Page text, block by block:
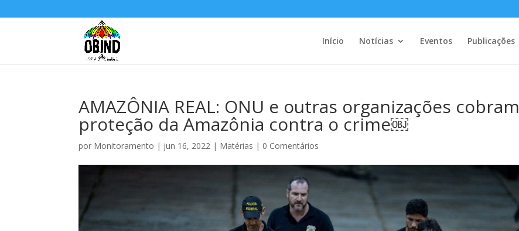
Início Notícias Eventos Publicações
AMAZÔNIA REAL: ONU e outras organizações cobram
proteção da Amazônia contra o crime￼
por Monitoramento | jun 16, 2022 | Matérias | 0 Comentários